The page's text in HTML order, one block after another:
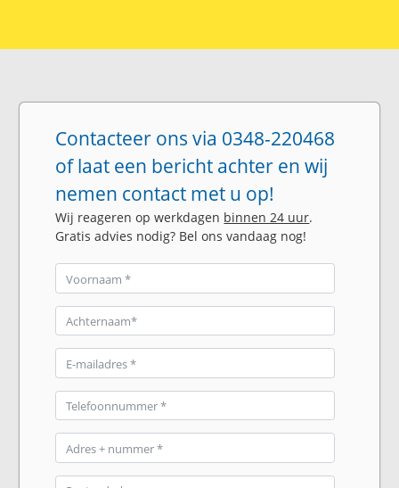
Contacteer ons via 0348-220468
of laat een bericht achter en wij
nemen contact met u op!
Wij reageren op werkdagen binnen 24 uur.
Gratis advies nodig? Bel ons vandaag nog!